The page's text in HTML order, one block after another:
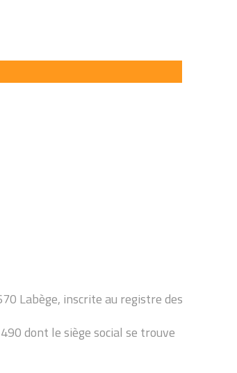
Labège, inscrite au registre des
dont le siège social se trouve